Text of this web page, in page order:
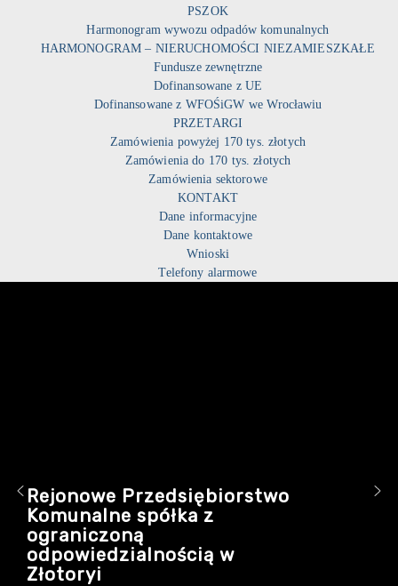
PSZOK
Harmonogram wywozu odpadów komunalnych
HARMONOGRAM – NIERUCHOMOŚCI NIEZAMIESZKAŁE
Fundusze zewnętrzne
Dofinansowane z UE
Dofinansowane z WFOŚiGW we Wrocławiu
PRZETARGI
Zamówienia powyżej 170 tys. złotych
Zamówienia do 170 tys. złotych
Zamówienia sektorowe
KONTAKT
Dane informacyjne
Dane kontaktowe
Wnioski
Telefony alarmowe
Rejonowe Przedsiębiorstwo
Komunalne spółka z
ograniczoną
odpowiedzialnością w
Złotoryi